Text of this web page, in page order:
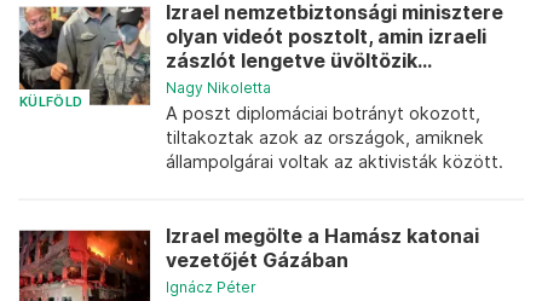
KÜLFÖLD
Izrael nemzetbiztonsági minisztere
olyan videót posztolt, amin izraeli
zászlót lengetve üvöltözik...
Nagy Nikoletta
A poszt diplomáciai botrányt okozott,
tiltakoztak azok az országok, amiknek
állampolgárai voltak az aktivisták között.
Izrael megölte a Hamász katonai
vezetőjét Gázában
Ignácz Péter